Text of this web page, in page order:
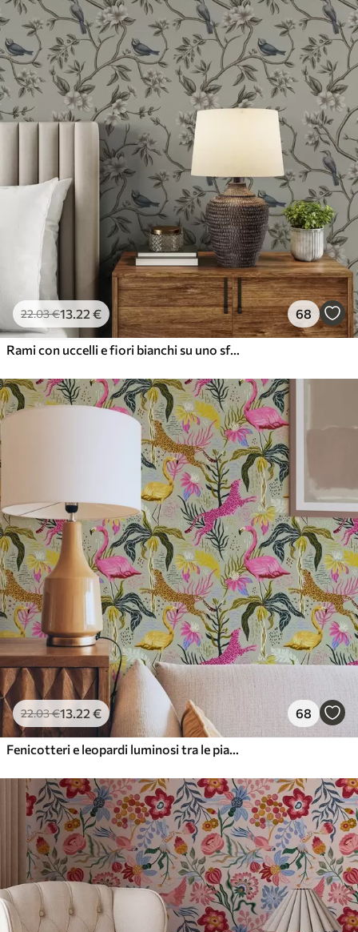
22.03€13.22 € 68
Rami con uccelli e fiori bianchi su uno sfondo delicato
22.03€13.22 € 68
Fenicotteri e leopardi luminosi tra le piante tropicali